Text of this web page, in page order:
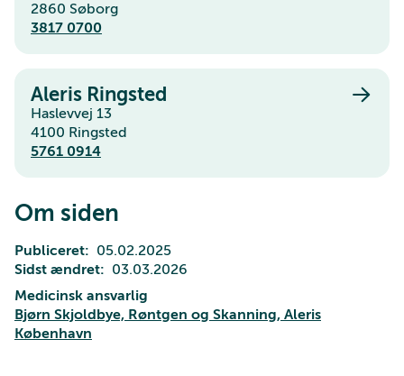
2860 Søborg
3817 0700
Aleris Ringsted
Haslevvej 13
4100 Ringsted
5761 0914
Om siden
Publiceret
05.02.2025
Sidst ændret
03.03.2026
Medicinsk ansvarlig
Bjørn Skjoldbye, Røntgen og Skanning, Aleris
København